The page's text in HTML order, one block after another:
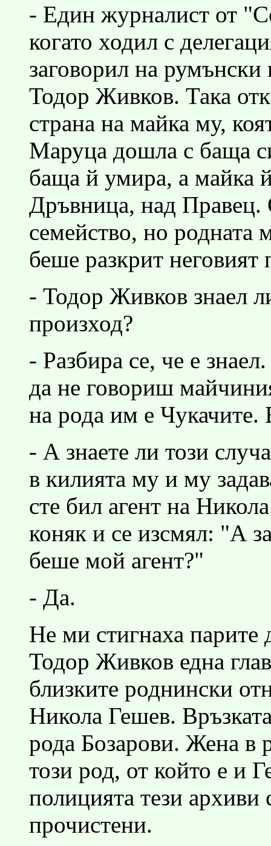
- Един журналист от
когато ходил с
заговорил на
Тодор Живков. Така
страна на майка му,
Маруца дошла с баща
баща й умира, а майка
Дръвница, над Правец.
семейство, но родната
беше разкрит неговият
- Тодор Живков знаел
произход?
- Разбира се, че е
да не говориш
на рода им е Чукачите.
- А знаете ли този
в килията му и му
сте бил агент на
коняк и се изсмял: "А
беше мой агент?"
- Да.
Не ми стигнаха парите
Тодор Живков една
близките роднински
Никола Гешев.
рода Бозарови. Жена в
този род, от който е и
полицията тези архиви
прочистени.